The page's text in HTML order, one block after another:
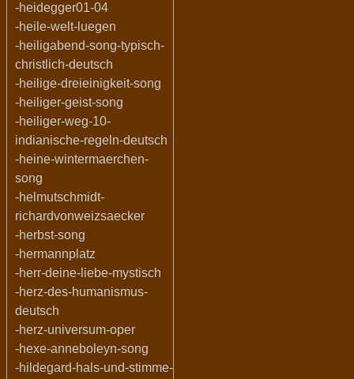
-heidegger01-04
-heile-welt-luegen
-heiligabend-song-typisch-
christlich-deutsch
-heilige-dreieinigkeit-song
-heiliger-geist-song
-heiliger-weg-10-
indianische-regeln-deutsch
-heine-wintermaerchen-
song
-helmutschmidt-
richardvonweizsaecker
-herbst-song
-hermannplatz
-herr-deine-liebe-mystisch
-herz-des-humanismus-
deutsch
-herz-universum-oper
-hexe-anneboleyn-song
-hildegard-hals-und-stimme-